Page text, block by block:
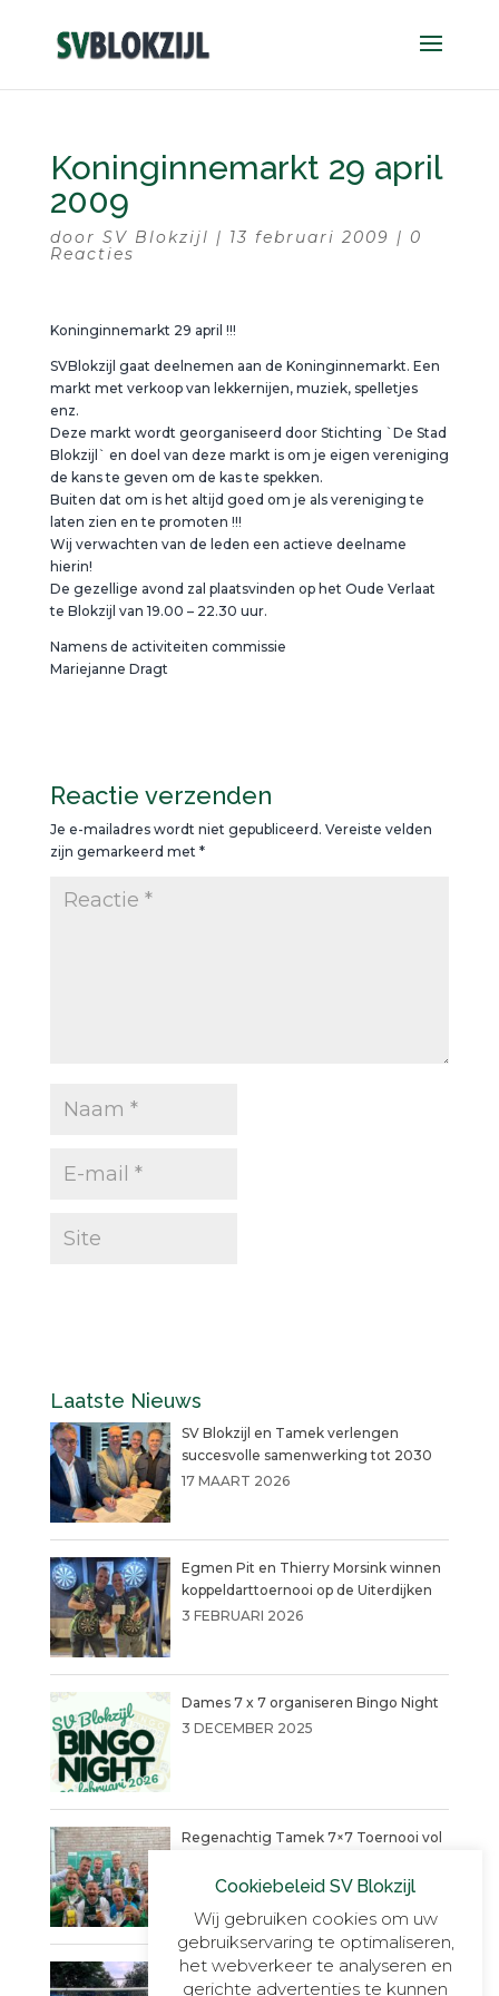
Koninginnemarkt 29 april
2009
door SV Blokzijl | 13 februari 2009 | 0
Reacties
Koninginnemarkt 29 april !!!
SVBlokzijl gaat deelnemen aan de Koninginnemarkt. Een
markt met verkoop van lekkernijen, muziek, spelletjes
enz.
Deze markt wordt georganiseerd door Stichting `De Stad
Blokzijl` en doel van deze markt is om je eigen vereniging
de kans te geven om de kas te spekken.
Buiten dat om is het altijd goed om je als vereniging te
laten zien en te promoten !!!
Wij verwachten van de leden een actieve deelname
hierin!
De gezellige avond zal plaatsvinden op het Oude Verlaat
te Blokzijl van 19.00 – 22.30 uur.
Namens de activiteiten commissie
Mariejanne Dragt
Reactie verzenden
Je e-mailadres wordt niet gepubliceerd. Vereiste velden
zijn gemarkeerd met *
Laatste Nieuws
SV Blokzijl en Tamek verlengen
succesvolle samenwerking tot 2030
17 MAART 2026
Egmen Pit en Thierry Morsink winnen
koppeldarttoernooi op de Uiterdijken
3 FEBRUARI 2026
Dames 7 x 7 organiseren Bingo Night
3 DECEMBER 2025
Regenachtig Tamek 7×7 Toernooi vol
9 JUNI 2025
Blokzijl VR30+1, onverslaanbaar,
Cookiebeleid SV Blokzijl
Wij gebruiken cookies om uw
gebruikservaring te optimaliseren,
het webverkeer te analyseren en
gerichte advertenties te kunnen